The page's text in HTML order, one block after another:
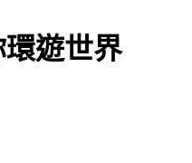
遊世界